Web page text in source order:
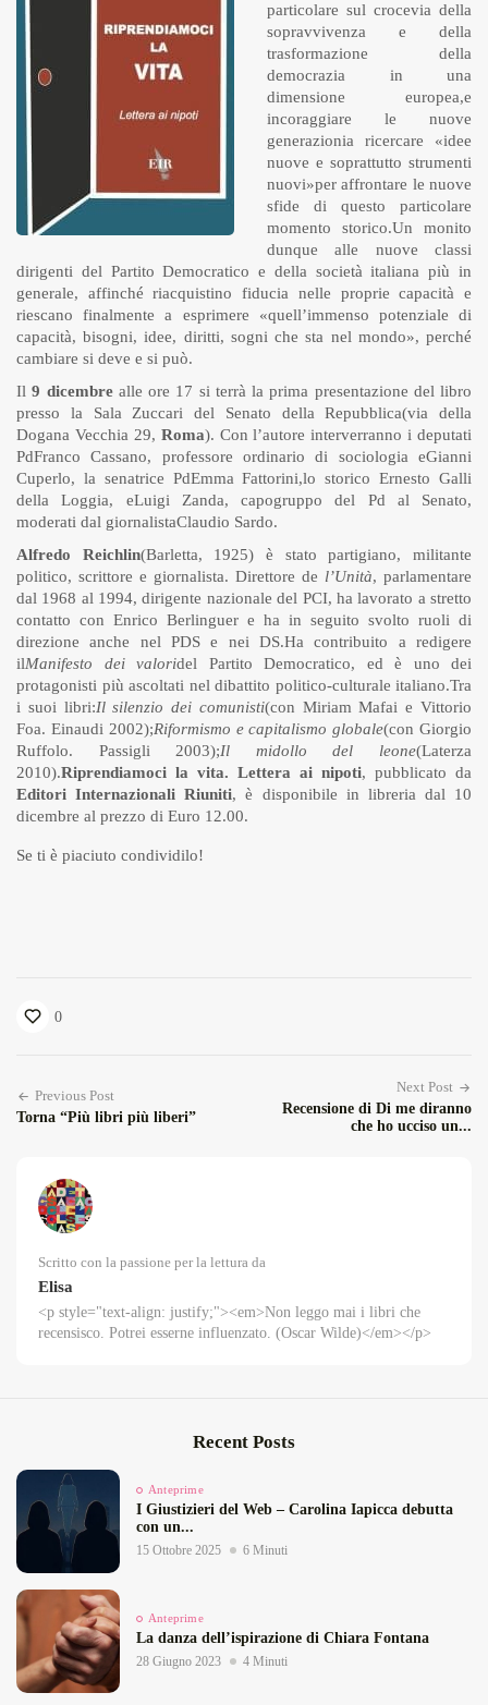
particolare sul crocevia della
sopravvivenza e della
trasformazione della
democrazia in una
dimensione europea,e
incoraggiare le nuove
generazionia ricercare «idee
nuove e soprattutto strumenti
nuovi»per affrontare le nuove
sfide di questo particolare
momento storico.Un monito
dunque alle nuove classi
dirigenti del Partito Democratico e della società italiana più in
generale, affinché riacquistino fiducia nelle proprie capacità e
riescano finalmente a esprimere «quell’immenso potenziale di
capacità, bisogni, idee, diritti, sogni che sta nel mondo», perché
cambiare si deve e si può.
Il9 dicembrealle ore 17 si terrà la prima presentazione del libro
presso la Sala Zuccari del Senato della Repubblica(via della
Dogana Vecchia 29, Roma). Con l’autore interverranno i deputati
PdFranco Cassano, professore ordinario di sociologia eGianni
Cuperlo, la senatrice PdEmma Fattorini,lo storico Ernesto Galli
della Loggia, eLuigi Zanda, capogruppo del Pd al Senato,
moderati dal giornalistaClaudio Sardo.
Alfredo Reichlin(Barletta, 1925) è stato partigiano, militante
politico, scrittore e giornalista. Direttore de l’Unità, parlamentare
dal 1968 al 1994, dirigente nazionale del PCI, ha lavorato a stretto
contatto con Enrico Berlinguer e ha in seguito svolto ruoli di
direzione anche nel PDS e nei DS.Ha contribuito a redigere
ilManifesto dei valoridel Partito Democratico, ed è uno dei
protagonisti più ascoltati nel dibattito politico-culturale italiano.Tra
i suoi libri:Il silenzio dei comunisti(con Miriam Mafai e Vittorio
Foa. Einaudi 2002);Riformismo e capitalismo globale(con Giorgio
Ruffolo. Passigli 2003);Il midollo del leone(Laterza
2010).Riprendiamoci la vita. Lettera ai nipoti, pubblicato da
Editori Internazionali Riuniti, è disponibile in libreria dal 10
dicembre al prezzo di Euro 12.00.
Se ti è piaciuto condividilo!
0
Previous Post
Torna “Più libri più liberi”
Next Post
Recensione di Di me diranno
che ho ucciso un...
Scritto con la passione per la lettura da
Elisa
<p style="text-align: justify;"><em>Non leggo mai i libri che
recensisco. Potrei esserne influenzato. (Oscar Wilde)</em></p>
Recent Posts
Anteprime
I Giustizieri del Web – Carolina Iapicca debutta
con un...
15 Ottobre 2025 6 Minuti
Anteprime
La danza dell’ispirazione di Chiara Fontana
28 Giugno 2023 4 Minuti